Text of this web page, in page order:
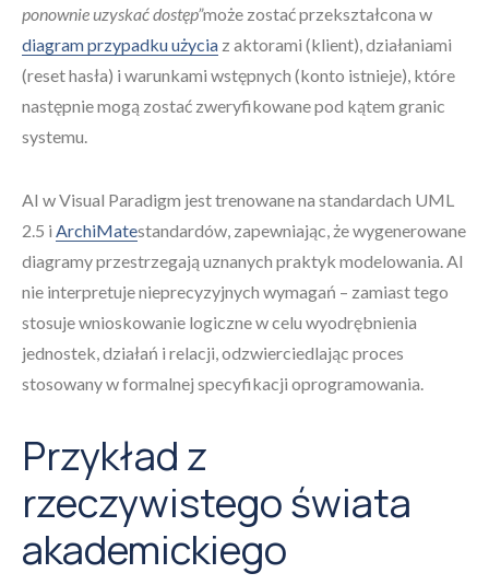
ponownie uzyskać dostęp”może zostać przekształcona w
diagram przypadku użycia z aktorami (klient), działaniami
(reset hasła) i warunkami wstępnych (konto istnieje), które
następnie mogą zostać zweryfikowane pod kątem granic
systemu.
AI w Visual Paradigm jest trenowane na standardach UML
2.5 i ArchiMatestandardów, zapewniając, że wygenerowane
diagramy przestrzegają uznanych praktyk modelowania. AI
nie interpretuje nieprecyzyjnych wymagań – zamiast tego
stosuje wnioskowanie logiczne w celu wyodrębnienia
jednostek, działań i relacji, odzwierciedlając proces
stosowany w formalnej specyfikacji oprogramowania.
Przykład z
rzeczywistego świata
akademickiego